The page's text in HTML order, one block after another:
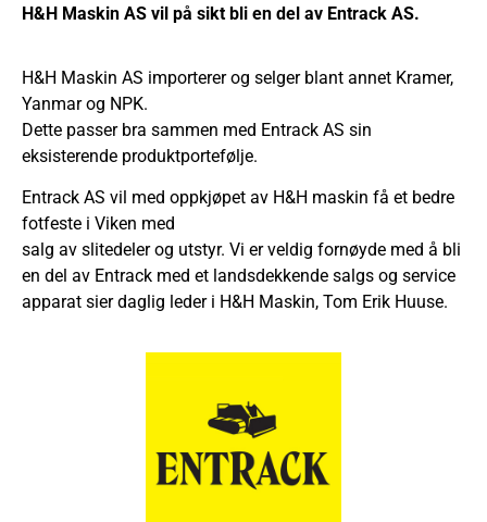
H&H Maskin AS vil på sikt bli en del av Entrack AS.
H&H Maskin AS importerer og selger blant annet Kramer,
Yanmar og NPK.
Dette passer bra sammen med Entrack AS sin
eksisterende produktportefølje.
Entrack AS vil med oppkjøpet av H&H maskin få et bedre
fotfeste i Viken med
salg av slitedeler og utstyr. Vi er veldig fornøyde med å bli
en del av Entrack med et landsdekkende salgs og service
apparat sier daglig leder i H&H Maskin, Tom Erik Huuse.